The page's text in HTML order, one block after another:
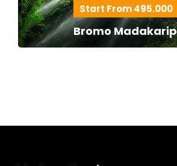
Start From 495.000
Bromo